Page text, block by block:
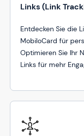
Links (Link
Entdecken Sie die
MobiloCard für
Optimieren Sie Ihr
Links für mehr